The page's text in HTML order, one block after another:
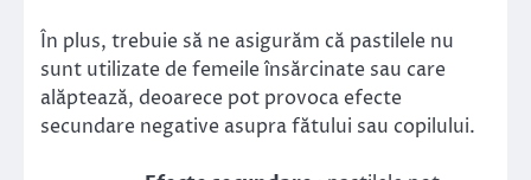
În plus, trebuie să ne asigurăm că pastilele nu
sunt utilizate de femeile însărcinate sau care
alăptează, deoarece pot provoca efecte
secundare negative asupra fătului sau copilului.